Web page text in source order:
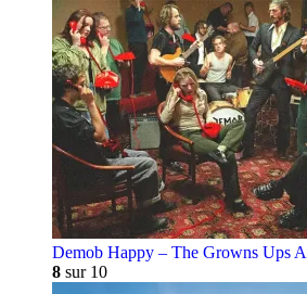
Demob Happy – The Growns Ups
8 sur 10